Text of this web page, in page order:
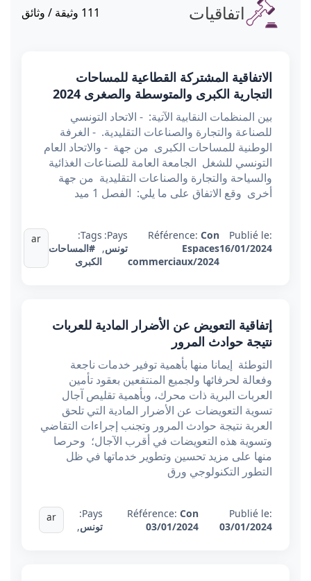
اتفاقيات 111 وثيقة / وثائق
الاتفاقية المشتركة القطاعية للمساحات
التجارية الكبرى والمتوسطة والصغرى 2024
بين المنظمات النقابية الآتية: - الاتحاد التونسي
للصناعة والتجارة والصناعات التقليدية. - الغرفة
الوطنية للمساحات الكبرى من جهة - والاتحاد العام
التونسي للشغل الجامعة العامة للصناعات الغذائية
والسياحة والتجارة والصناعات التقليدية من جهة
أخرى وقع الاتفاق على ما يلي: الفصل 1 ميد
Publié le:
16/01/2024
Référence: Con
Espaces
commerciaux/2024
Pays:
تونس,
Tags:
#المساحات
الكبرى
ar
إتفاقية التعويض عن الأضرار المادية للعربات
نتيجة حوادث المرور
التوطئة إيمانا منها بأهمية توفير خدمات ناجعة
وفعالة لحرفائها ولجميع المنتفعين بعقود تأمين
العربات البرية ذات محرك، وبأهمية تقليص آجال
تسوية التعويضات عن الأضرار المادية التي تلحق
العربة نتيجة حوادث المرور وتجنب إجراءات التقاضي
وتسوية هذه التعويضات في أقرب الآجال؛ وحرصا
منها على مزيد تحسين وتطوير خدماتها في ظل
التطور التكنولوجي ورق
Publié le:
03/01/2024
Référence: Con
03/01/2024
Pays:
تونس,
ar